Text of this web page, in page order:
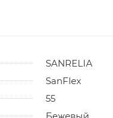
SANRELIA
SanFlex
55